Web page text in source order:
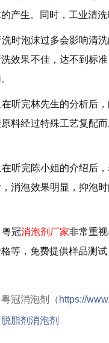
产生。同时，工业清
时泡沫过多会影响清
效果不佳，达不到标
在听完林先生的分析后
料经过特殊工艺复配
听完陈小姐的介绍后
消泡效果明显，抑泡
冠消泡剂厂家非常重
等，免费提供样品测
冠消泡剂 （ https://
脱脂剂消泡剂